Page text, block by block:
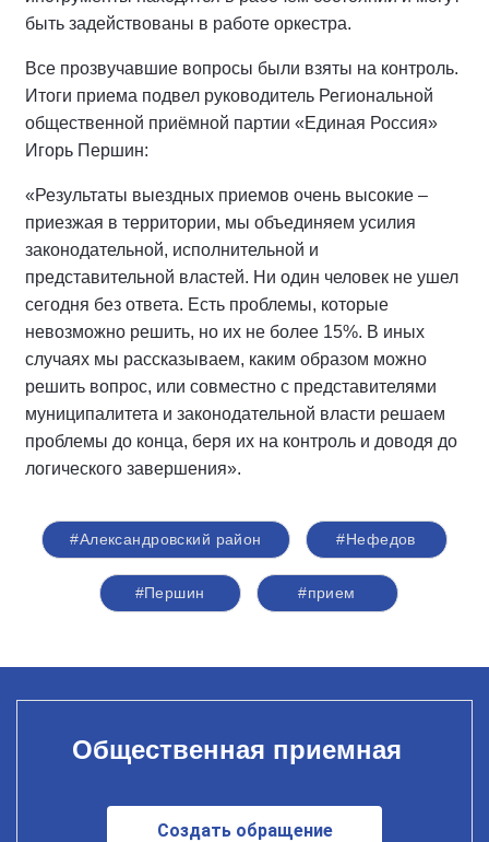
быть задействованы в работе оркестра.
Все прозвучавшие вопросы были взяты на контроль.
Итоги приема подвел руководитель Региональной
общественной приёмной партии «Единая Россия»
Игорь Першин:
«Результаты выездных приемов очень высокие –
приезжая в территории, мы объединяем усилия
законодательной, исполнительной и
представительной властей. Ни один человек не ушел
сегодня без ответа. Есть проблемы, которые
невозможно решить, но их не более 15%. В иных
случаях мы рассказываем, каким образом можно
решить вопрос, или совместно с представителями
муниципалитета и законодательной власти решаем
проблемы до конца, беря их на контроль и доводя до
логического завершения».
#Александровский район #Нефедов
#Першин #прием
Общественная приемная
Создать обращение